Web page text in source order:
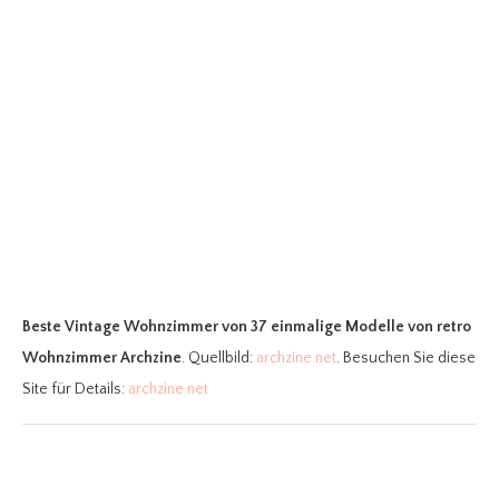
Beste Vintage Wohnzimmervon 37 einmalige Modelle von retro
Wohnzimmer Archzine. Quellbild: archzine.net. Besuchen Sie diese
Site für Details: archzine.net